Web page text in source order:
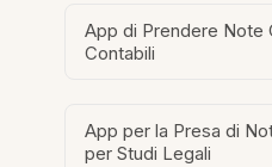
App di Prendere Note
Contabili
App per la Presa di
per Studi Legali